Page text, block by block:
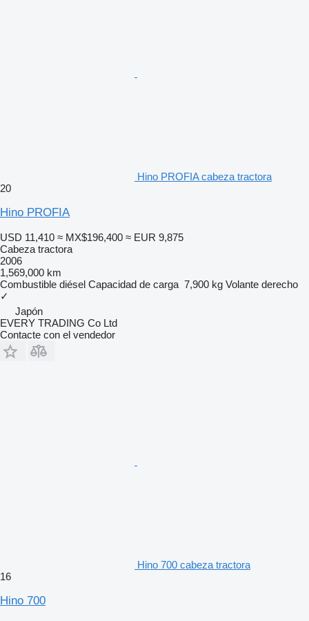
Hino PROFIA cabeza tractora
20
Hino PROFIA
USD 11,410 ≈ MX$196,400 ≈ EUR 9,875
Cabeza tractora
2006
1,569,000 km
Combustible diésel Capacidad de carga 7,900 kg Volante derecho
✓
Japón
EVERY TRADING Co Ltd
Contacte con el vendedor
Hino 700 cabeza tractora
16
Hino 700